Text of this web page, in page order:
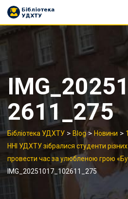
Skip
content
2611_275
Бібліотека УДХТУ > Blog> Новини >
ННІ УДХТУ зібралися студенти
провести час за улюбленою грою
IMG_20251017_102611_275